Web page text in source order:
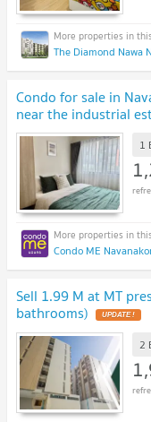
Condo for sale in
near the industrial
1
Condo ME
Sell 1.99 M at MT
bathrooms)
2